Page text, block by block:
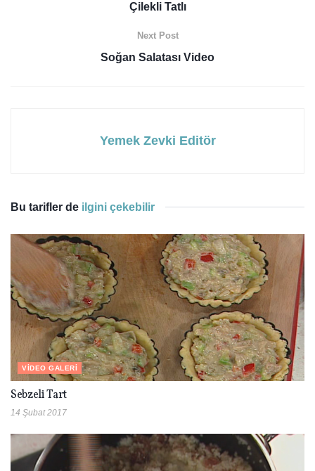
Çilekli Tatlı
Next Post
Soğan Salatası Video
Yemek Zevki Editör
Bu tarifler de ilgini çekebilir
VIDEO GALERI
Sebzeli Tart
14 Şubat 2017